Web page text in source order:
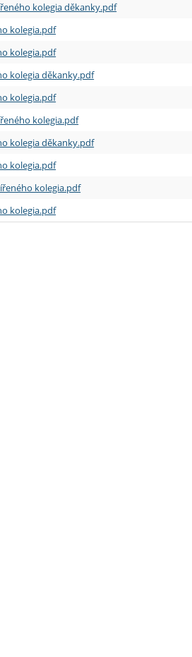
kolegia děkanky.pdf
kolegia.pdf
kolegia.pdf
kolegia děkanky.pdf
kolegia.pdf
kolegia.pdf
kolegia děkanky.pdf
kolegia.pdf
kolegia.pdf
kolegia.pdf